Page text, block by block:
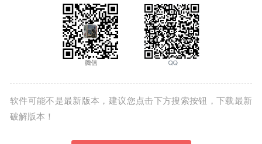
软件可能不是最新版本，建议您点击下方搜索按钮，下载最新
破解版本！